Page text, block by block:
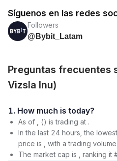
Síguenos en las redes
Followers
@Bybit_Latam
Preguntas frecuentes
Vizsla Inu)
1. How much is today?
As of , () is trading at .
In the last 24 hours, the
price is , with a trading
The market cap is , ranking it